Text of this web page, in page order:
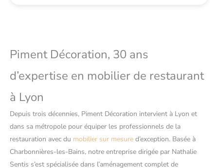
Piment Décoration, 30 ans
d’expertise en mobilier de restaurant
à Lyon
Depuis trois décennies, Piment Décoration intervient à Lyon et
dans sa métropole pour équiper les professionnels de la
restauration avec du mobilier sur mesure d’exception. Basée à
Charbonnières-les-Bains, notre entreprise dirigée par Nathalie
Sentis s’est spécialisée dans l’aménagement complet de